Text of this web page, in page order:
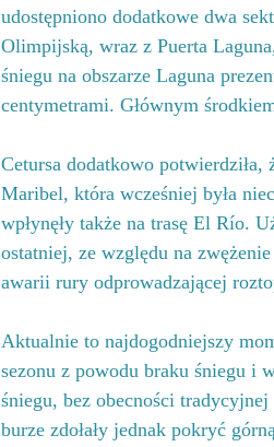
udostępniono dodatkowe dwa
Olimpijską, wraz z Puerta
śniegu na obszarze Laguna
centymetrami. Głównym
Cetursa dodatkowo potwierdziła,
Maribel, która wcześniej była
wpłynęły także na trasę El Río.
ostatniej, ze względu na
awarii rury odprowadzającej
Aktualnie to najdogodniejszy
sezonu z powodu braku śniegu i
śniegu, bez obecności
burze zdołały jednak pokryć